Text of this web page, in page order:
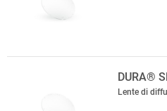
DURA®
Lente di